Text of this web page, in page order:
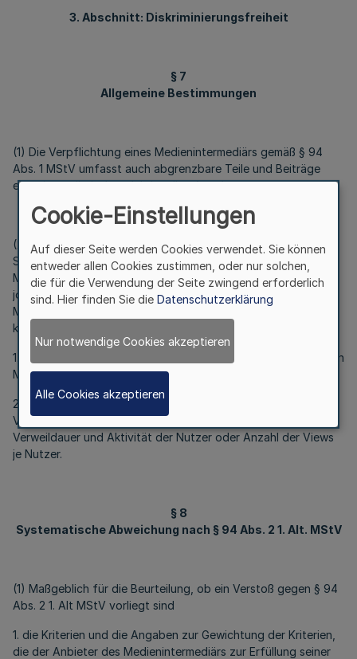
3. Abschnitt: Diskriminierungsfreiheit
§ 7
Allgemeine Bestimmungen
(1) Die Verpflichtung eines Medienintermediärs gemäß § 94
Abs. 1 MStV umfasst auch abgrenzbare Teile und Beiträge
eines journalistisch-redaktionellen Angebotes.
(2) Bei der Feststellung eines besonders hohen Einflusses im
Sinne des § 94 Abs. 1 MStV ist der Einfluss des
Medienintermediärs auf die Wahrnehmbarkeit von
journalistisch-redaktionellen Inhalten im Rahmen des
Meinungsbildungsprozesses maßgeblich. Bei der Beurteilung
kann insbesondere berücksichtigt werden,
1. die Stellung des Medienintermediärs in den jeweils relevanten
Märkten;
2. eine Gesamtschau der Nutzung, etwa anhand der zur
Verfügung stehenden Nutzungsreichweiten, Nutzerzahlen,
Verweildauer und Aktivität der Nutzer oder Anzahl der Views
je Nutzer.
§ 8
Systematische Abweichung nach § 94 Abs. 2 1. Alt. MStV
(1) Maßgeblich für die Beurteilung, ob ein Verstoß gegen § 94
Abs. 2 1. Alt MStV vorliegt sind
1. die Kriterien und die Angaben zur Gewichtung der Kriterien,
die der Anbieter des Medienintermediärs zur Erfüllung seiner
Cookie-Einstellungen
Auf dieser Seite werden Cookies verwendet. Sie können
entweder allen Cookies zustimmen, oder nur solchen,
die für die Verwendung der Seite zwingend erforderlich
sind. Hier finden Sie die Datenschutzerklärung
Nur notwendige Cookies akzeptieren
Alle Cookies akzeptieren